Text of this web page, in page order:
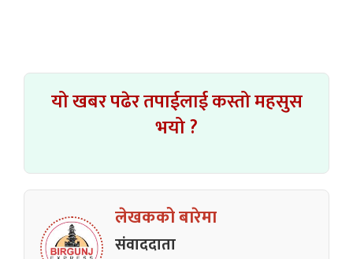
यो खबर पढेर तपाईलाई कस्तो महसुस
भयो ?
लेखकको बारेमा
संवाददाता